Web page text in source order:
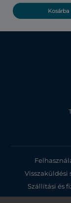
Kosárba
Visszaküldési
Szállítási és